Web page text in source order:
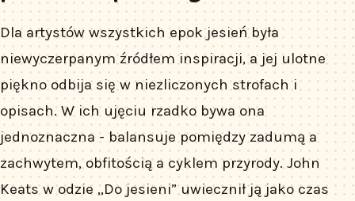
Dla artystów wszystkich epok jesień była
niewyczerpanym źródłem inspiracji, a jej ulotne
piękno odbija się w niezliczonych strofach i
opisach. W ich ujęciu rzadko bywa ona
jednoznaczna - balansuje pomiędzy zadumą a
zachwytem, obfitością a cyklem przyrody. John
Keats w odzie „Do jesieni” uwiecznił ją jako czas